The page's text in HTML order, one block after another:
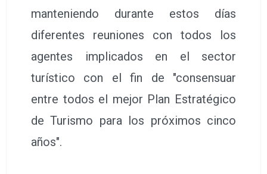
manteniendo durante estos días
diferentes reuniones con todos los
agentes implicados en el sector
turístico con el fin de "consensuar
entre todos el mejor Plan Estratégico
de Turismo para los próximos cinco
años".